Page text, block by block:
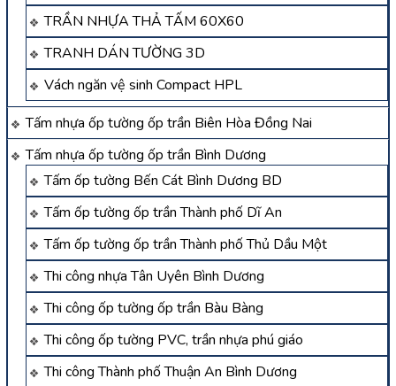
TRẦN NHỰA THẢ TẤM 60X60
TRANH DÁN TƯỜNG 3D
Vách ngăn vệ sinh Compact HPL
Tấm nhựa ốp tường ốp trần Biên Hòa Đồng Nai
Tấm nhựa ốp tường ốp trần Bình Dương
Tấm ốp tường Bến Cát Bình Dương BD
Tấm ốp tường ốp trần Thành phố Dĩ An
Tấm ốp tường ốp trần Thành phố Thủ Dầu Một
Thi công nhựa Tân Uyên Bình Dương
Thi công ốp tường ốp trần Bàu Bàng
Thi công ốp tường PVC, trần nhựa phú giáo
Thi công Thành phố Thuận An Bình Dương